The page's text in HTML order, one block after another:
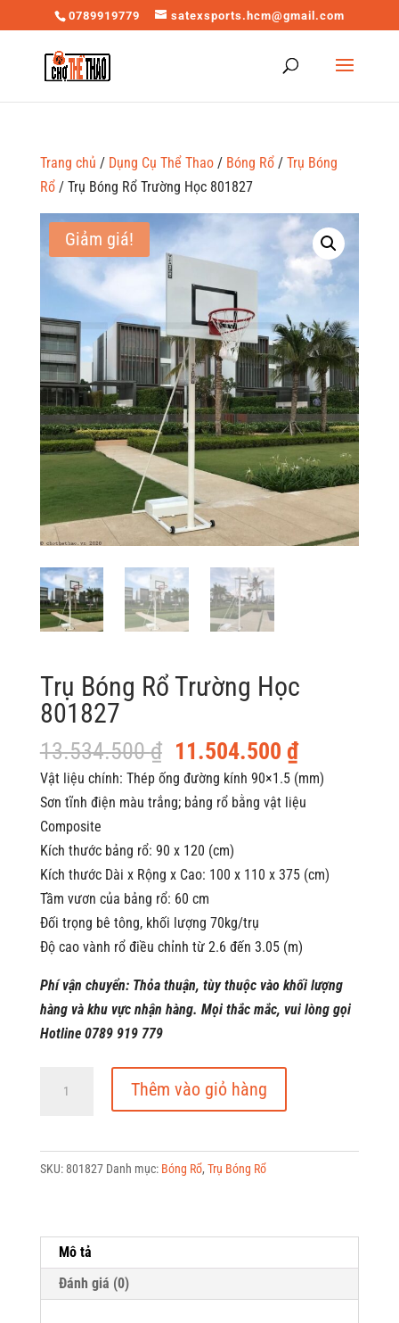
0789919779 satexsports.hcm@gmail.com
Trang chủ / Dụng Cụ Thể Thao/ Bóng Rổ/ Trụ Bóng
Rổ/ Trụ Bóng Rổ Trường Học 801827
Giảm giá!
Trụ Bóng Rổ Trường Học
801827
13.534.500₫ Giá
gốc
là:
11.504.500 ₫Giá
hiện
tại
Vật liệu chính: Thép ống đường kính 90×1.5 (mm)
Sơn tĩnh điện màu trắng; bảng rổ bằng vật liệu
Composite
Kích thước bảng rổ: 90 x 120 (cm)
Kích thước Dài x Rộng x Cao: 100 x 110 x 375 (cm)
Tầm vươn của bảng rổ: 60 cm
Đối trọng bê tông, khối lượng 70kg/trụ
Độ cao vành rổ điều chỉnh từ 2.6 đến 3.05 (m)
Phí vận chuyển: Thỏa thuận, tùy thuộc vào khối lượng
hàng và khu vực nhận hàng. Mọi thắc mắc, vui lòng gọi
Hotline 0789 919 779
Trường
Học
lượng
Thêm vào giỏ hàng
SKU:801827 Danh mục: Bóng Rổ, Trụ Bóng Rổ
Mô tả
Đánh giá (0)